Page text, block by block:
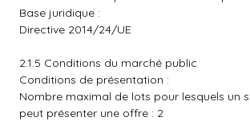
Base juridique :
Directive 2014/24/UE
2.1.5 Conditions du marché public
Conditions de présentation :
Nombre maximal de lots pour lesquels un
peut présenter une offre : 2